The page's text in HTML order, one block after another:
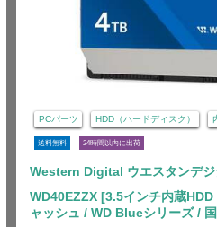
PCパーツ HDD（ハードディスク）
送料無料 24時間以内に出荷
Western Digital ウエスタンデジ
WD40EZZX [3.5インチ内蔵
ャッシュ / WD Blueシリーズ /